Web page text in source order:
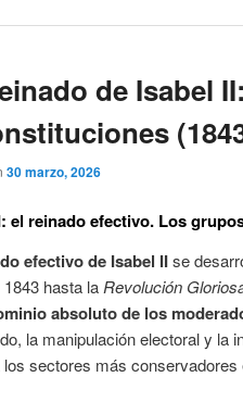
de Isabel
30 marzo, 2026
el reinado efectivo. Los
efectivo de Isabel IIse
hasta la Revolución
absoluto de los
la manipulación electoral y la
los sectores más